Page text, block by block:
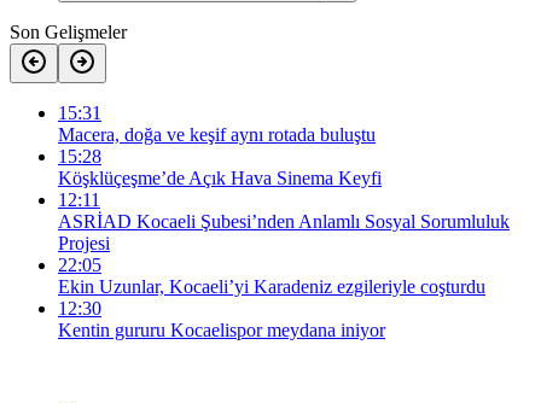
Son Gelişmeler
15:31
Macera, doğa ve keşif aynı rotada buluştu
15:28
Köşklüçeşme’de Açık Hava Sinema Keyfi
12:11
ASRİAD Kocaeli Şubesi’nden Anlamlı Sosyal Sorumluluk
Projesi
22:05
Ekin Uzunlar, Kocaeli’yi Karadeniz ezgileriyle coşturdu
12:30
Kentin gururu Kocaelispor meydana iniyor